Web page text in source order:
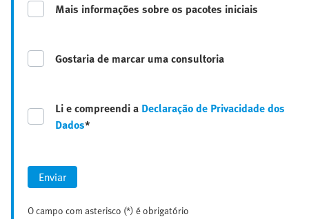
Mais informações sobre os pacotes iniciais
Gostaria de marcar uma consultoria
Li e compreendi a Declaração de Privacidade dos
Dados*
Enviar
O campo com asterisco (*) é obrigatório